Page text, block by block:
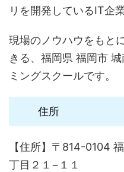
リを開発しているIT企
現場のノウハウをもと
きる、福岡県 福岡市
ミングスクールです。
住所
【住所】〒814-0104
丁目２１−１１